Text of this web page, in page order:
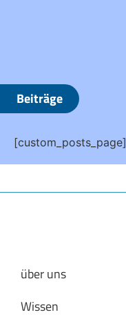
Beiträge
[custom_posts_page]
über uns
Wissen